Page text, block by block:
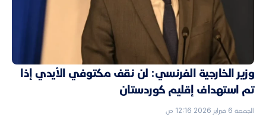
وزير الخارجية الفرنسي: لن نقف مكتوفي الأيدي إذا
تم استهداف إقليم كوردستان
الجمعة 6 فبراير 2026 12:16 ص